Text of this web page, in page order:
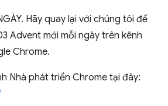
Hãy quay lại với chúng tôi để
Advent mới mỗi ngày trên kênh
Chrome.
Nhà phát triển Chrome tại đây: